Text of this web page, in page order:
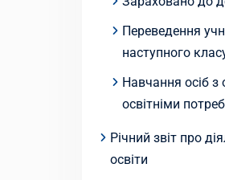
Переведення
наступного
Навчання осіб
освітніми
Річний звіт про
освіти